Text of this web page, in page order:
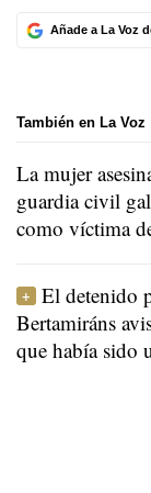
Añade a La Voz
También en La Voz
La mujer
guardia civil
como víctima
El detenido
Bertamiráns
que había sido